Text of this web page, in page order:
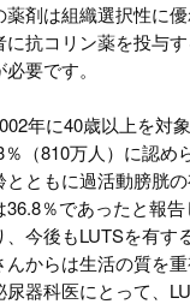
薬剤は組織選択性に
抗コリン薬を投与
要です。
年に40歳以上を対
（810万人）に認め
ともに過活動膀胱
％であったと報
今後もLUTSを有す
からは生活の質を
器科医にとって、